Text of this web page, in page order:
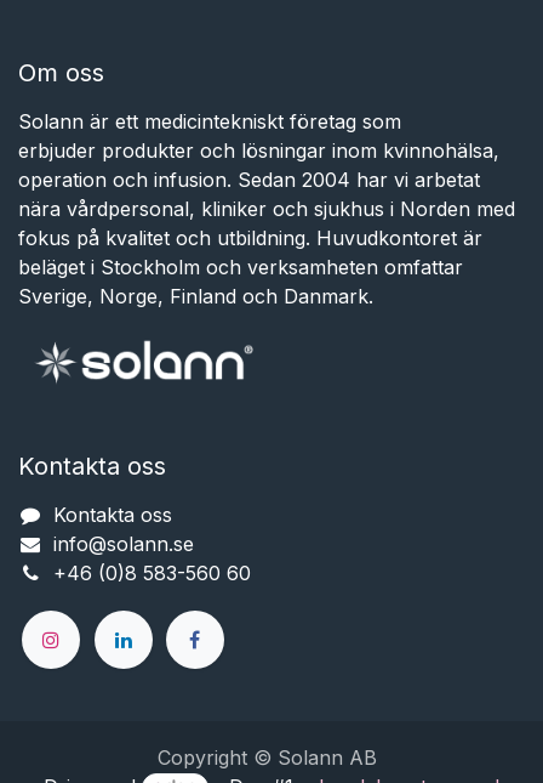
Om oss
Solann är ett medicintekniskt företag som
erbjuder produkter och lösningar inom kvinnohälsa,
operation och infusion. Sedan 2004 har vi arbetat
nära vårdpersonal, kliniker och sjukhus i Norden med
fokus på kvalitet och utbildning. Huvudkontoret är
beläget i Stockholm och verksamheten omfattar
Sverige, Norge, Finland och Danmark.
Kontakta oss
Kontakta oss
info@solann.se​​​​​​
+46 (0)8 583-560 60
Copyright © Solann AB